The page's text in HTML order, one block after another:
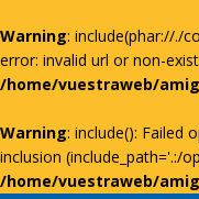
Warning: include(phar://./
error: invalid url or non-
/home/vuestraweb/
Warning: include(): Failed
inclusion (include_path='.:/
/home/vuestraweb/